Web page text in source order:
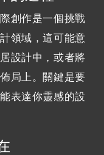
創作是一個挑戰
領域，這可能意
設計中，或者將
局上。關鍵是要
表達你靈感的設